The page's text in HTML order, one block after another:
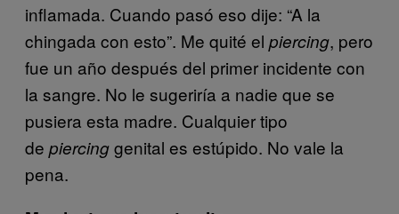
inflamada. Cuando pasó eso dije: “A la
chingada con esto”. Me quité el piercing, pero
fue un año después del primer incidente con
la sangre. No le sugeriría a nadie que se
pusiera esta madre. Cualquier tipo
de piercinggenital es estúpido. No vale la
pena.